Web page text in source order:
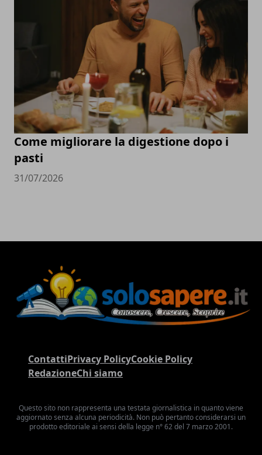
Come migliorare la digestione dopo i
pasti
31/07/2026
ContattiPrivacy PolicyCookie Policy
RedazioneChi siamo
Questo sito non rappresenta una testata giornalistica in quanto viene
aggiornato senza alcuna periodicità. Non può pertanto considerarsi un
prodotto editoriale ai sensi della legge n° 62 del 7 marzo 2001.